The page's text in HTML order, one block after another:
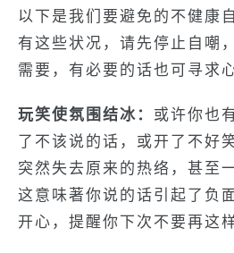
以下是我们要避免的不健康
有这些状况，请先停止自嘲
需要，有必要的话也可寻求
玩笑使氛围结冰： 或许你也
了不该说的话，或开了不好
突然失去原来的热络，甚至
这意味著你说的话引起了负
开心，提醒你下次不要再这